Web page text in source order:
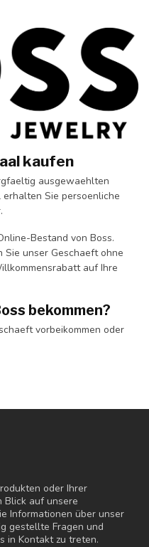
kaufen
ausgewaehlten
Sie persoenliche
Bestand von Boss.
unser Geschaeft ohne
auf Ihre
bekommen?
vorbeikommen oder
oder Ihrer
Blick auf unsere
Informationen über unser
gestellte Fragen und
in Kontakt zu treten.